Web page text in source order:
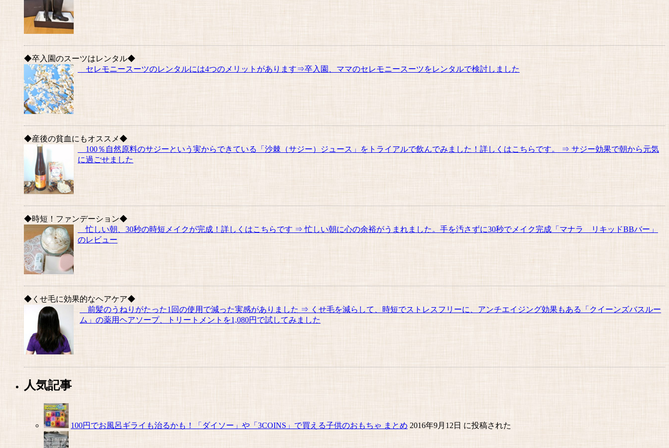
◆卒入園のスーツはレンタル◆
セレモニースーツのレンタルには4つのメリットがあります⇒卒入園、ママのセレモニースーツをレンタルで検討しました
◆産後の貧血にもオススメ◆
100％自然原料のサジーという実からできている「沙棘（サジー）ジュース」をトライアルで飲んでみました！詳しくはこちらです。 ⇒ サジー効果で朝から元気
に過ごせました
◆時短！ファンデーション◆
忙しい朝、30秒の時短メイクが完成！詳しくはこちらです ⇒ 忙しい朝に心の余裕がうまれました。手を汚さずに30秒でメイク完成「マナラ リキッドBBバー」
のレビュー
◆くせ毛に効果的なヘアケア◆
前髪のうねりがたった1回の使用で減った実感がありました ⇒ くせ毛を減らして、時短でストレスフリーに、アンチエイジング効果もある「クイーンズバスルー
ム」の薬用ヘアソープ、トリートメントを1,080円で試してみました
人気記事
100円でお風呂ギライも治るかも！「ダイソー」や「3COINS」で買える子供のおもちゃ まとめ 2016年9月12日 に投稿された